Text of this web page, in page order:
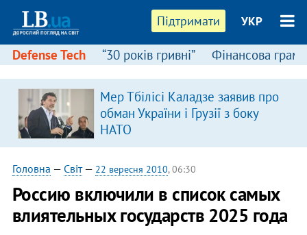
Підтримати УКР
Defense Tech “30 років гривні” Фінансова
Мер Тбілісі Каладзе заявив про
обман України і Грузії з боку
НАТО
Головна — Світ— 22 вересня 2010, 06:30
Россию включили в список самых
влиятельных государств 2025 года